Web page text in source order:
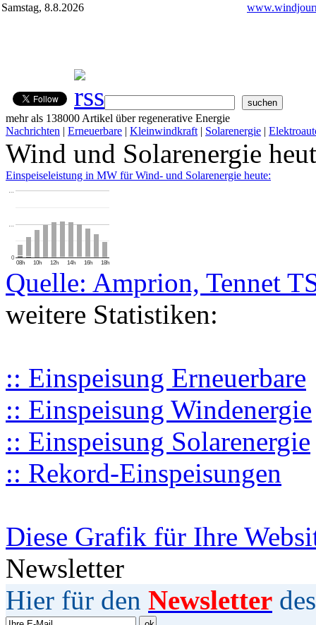
Samstag, 8.8.2026
mehr als 138000 Artikel über regenerative Energie
Nachrichten | Erneuerbare | Kleinwindkraft | Solarenergie |
Wind und Solarenergie
Einspeiseleistung in MW für Wind- und Solarenergie heute:
08h 10h 12h 14h 16h 18h
0
…
…
Quelle: Amprion, Tennet
weitere Statistiken:
:: Einspeisung Erneuerbare
:: Einspeisung Windenergie
:: Einspeisung Solarenergie
:: Rekord-Einspeisungen
Diese Grafik für Ihre
Newsletter
Hier für den Newsletter